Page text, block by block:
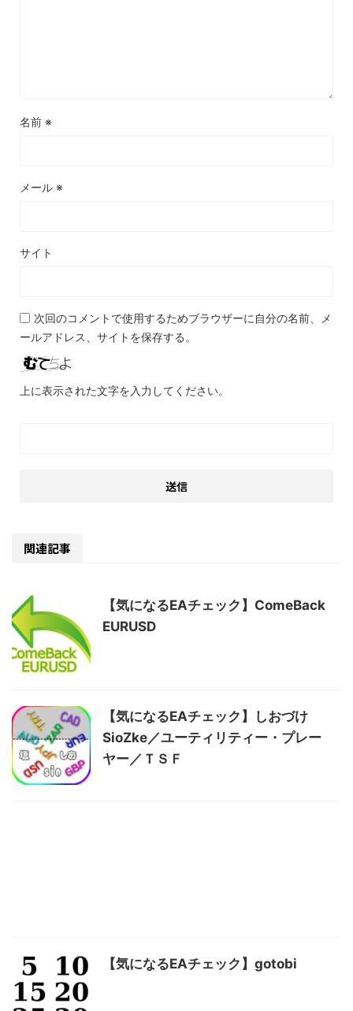
名前 ※
メール ※
サイト
次回のコメントで使用するためブラウザーに自分の名前、メ
ールアドレス、サイトを保存する。
上に表示された文字を入力してください。
関連記事
【気になるEAチェック】ComeBack
EURUSD
【気になるEAチェック】しおづけ
SioZke／ユーティリティー・プレー
ヤー／ＴＳＦ
【気になるEAチェック】gotobi